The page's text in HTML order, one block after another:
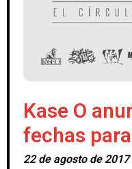
Kase O
fechas
22 de agosto de 2017